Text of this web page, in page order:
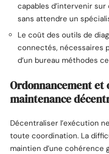
capables d’intervenir
sans attendre un
Le coût des outils de
connectés, nécessaires
d’un bureau méthodes
Ordonnancement
maintenance
Décentraliser l’exécution
toute coordination. La
maintien d’une cohérence